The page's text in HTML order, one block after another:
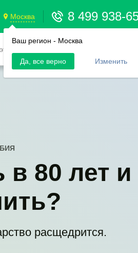
Москва
Ваш регион - Москва
Да, все верно Изменить
8 499 938-
работает
в 80 лет и
расщедрится.